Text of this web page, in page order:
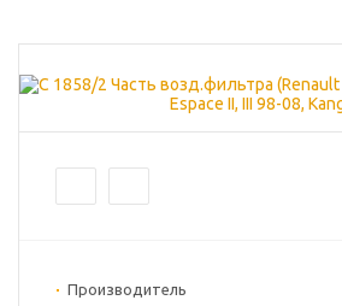
Производитель